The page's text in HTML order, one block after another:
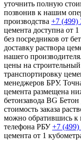
уточнить полную
позвонив к нашим
производства +7 (499)
цемента доступна от
без посредников от
доставку раствора
нашего
цены на
транспортировку
менеджеров БРУ.
цемента размещена
бетонзавода BG
стоимость заказа
можно обратившись к
телефона РБУ+7 (499)
цемента от 1